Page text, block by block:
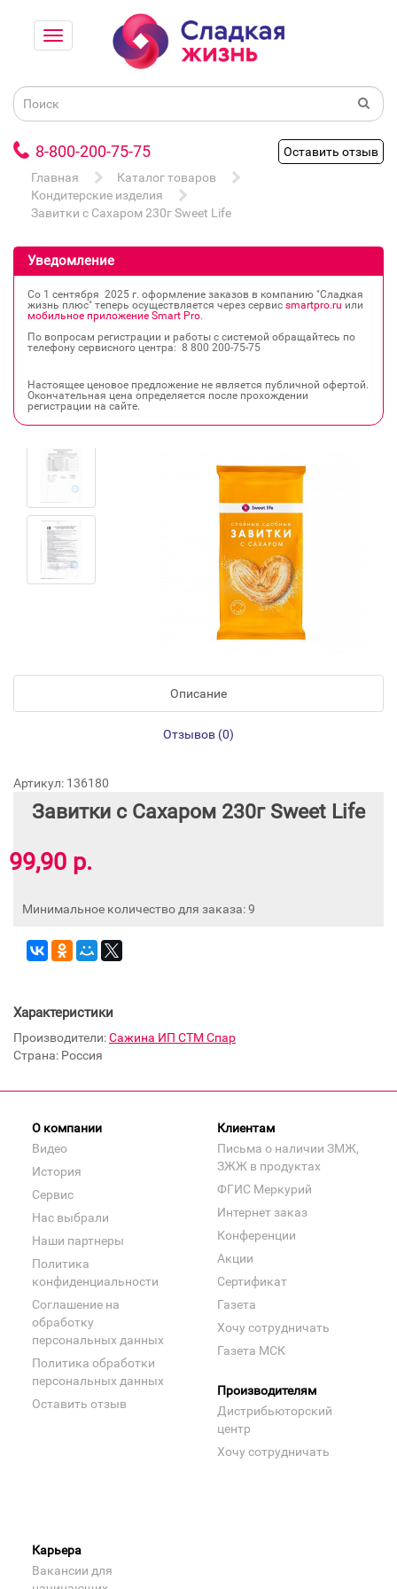
8-800-200-75-75
Оставить отзыв
Главная
Каталог товаров
Кондитерские изделия
Завитки с Сахаром 230г Sweet Life
Уведомление
Со 1 сентября 2025 г. оформление заказов в компанию "Сладкая
жизнь плюс" теперь осуществляется через сервис smartpro.ru или
мобильное приложение Smart Pro.
По вопросам регистрации и работы с системой обращайтесь по
телефону сервисного центра: 8 800 200‐75‐75
Настоящее ценовое предложение не является публичной офертой.
Окончательная цена определяется после прохождении
регистрации на сайте.
Описание
Отзывов (0)
Артикул: 136180
Завитки с Сахаром 230г Sweet Life
99,90 р.
Минимальное количество для заказа: 9
Характеристики
Производители:Сажина ИП СТМ Спар
Страна: Россия
О компании
Видео
История
Сервис
Нас выбрали
Наши партнеры
Политика
конфиденциальности
Соглашение на
обработку
персональных данных
Политика обработки
персональных данных
Оставить отзыв
Клиентам
Письма о наличии ЗМЖ,
ЗЖЖ в продуктах
ФГИС Меркурий
Интернет заказ
Конференции
Акции
Сертификат
Газета
Хочу сотрудничать
Газета МСК
Производителям
Дистрибьюторский
центр
Хочу сотрудничать
Карьера
Вакансии для